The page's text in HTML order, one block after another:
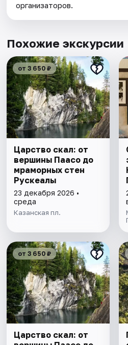
организаторов.
Похожие экскурсии
от 3 650 ₽
Царство скал: от
вершины Паасо до
мраморных стен
Рускеалы
23 декабря 2026 •
среда
Казанская пл.
от 3 650 ₽
Царство скал: от